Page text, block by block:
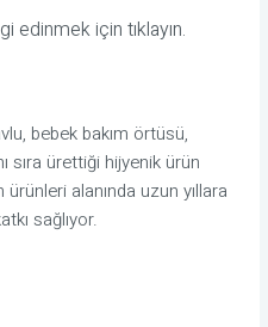
edinmek için tıklayın.
bebek bakım örtüsü,
sıra ürettiği hijyenik ürün
alanında uzun yıllara
sağlıyor.